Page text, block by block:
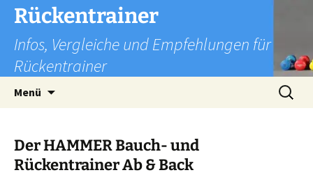
Zum
Inhalt
springen
Rückentrainer
Infos, Vergleiche und Empfehlungen für
Rückentrainer
Menü
Suchen
nach:
Der HAMMER Bauch- und
Rückentrainer Ab & Back